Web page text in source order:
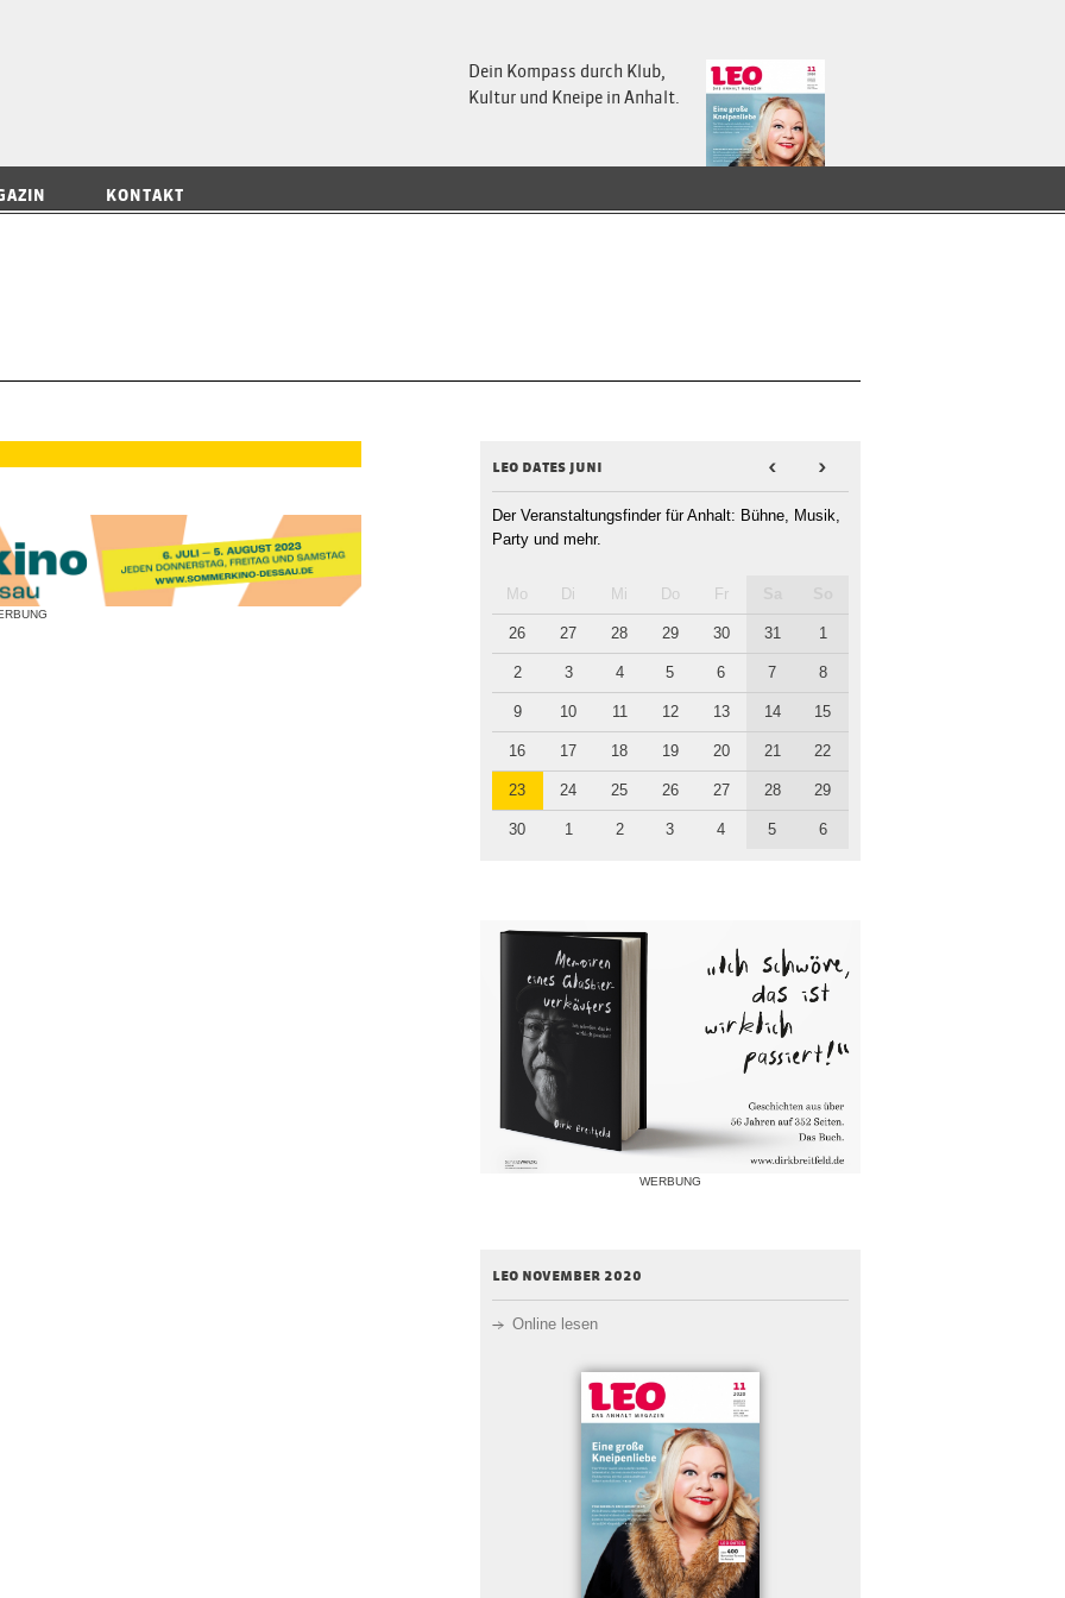
Dein Kompass durch Klub,
Kultur und Kneipe in Anhalt.
KONTAKT
leo dates juni < >
Der Veranstaltungsfinder für Anhalt: Bühne, Musik,
Party und mehr.
Mo Di Mi Do Fr
26 27 28 29 30 31 1
2 3 4 5 6 7 8
9 10 11 12 13 14 15
16 17 18 19 20 21 22
23 24 25 26 27 28 29
30 1 2 3 4 5 6
WERBUNG
leo november 2020
Online lesen